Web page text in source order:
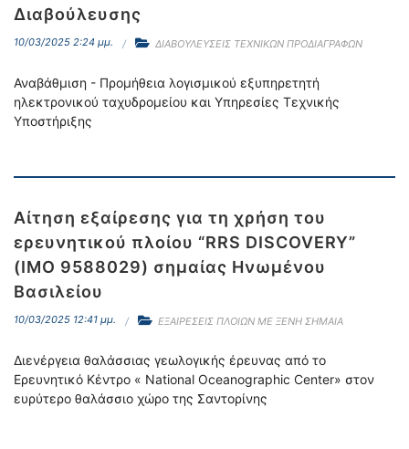
Διαβούλευσης
10/03/2025 2:24 μμ. ΔΙΑΒΟΥΛΕΥΣΕΙΣ ΤΕΧΝΙΚΩΝ ΠΡΟΔΙΑΓΡΑΦΩΝ
Αναβάθμιση - Προμήθεια λογισμικού εξυπηρετητή
ηλεκτρονικού ταχυδρομείου και Υπηρεσίες Τεχνικής
Υποστήριξης
Αίτηση εξαίρεσης για τη χρήση του
ερευνητικού πλοίου “RRS DISCOVERY”
(IMO 9588029) σημαίας Ηνωμένου
Βασιλείου
10/03/2025 12:41 μμ. ΕΞΑΙΡΕΣΕΙΣ ΠΛΟΙΩΝ ΜΕ ΞΕΝΗ ΣΗΜΑΙΑ
Διενέργεια θαλάσσιας γεωλογικής έρευνας από το
Ερευνητικό Κέντρο « National Oceanographic Center» στον
ευρύτερο θαλάσσιο χώρο της Σαντορίνης